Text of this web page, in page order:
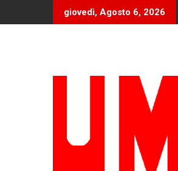
giovedì, Agosto 6, 2026